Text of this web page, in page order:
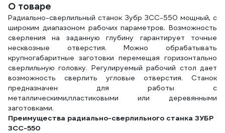
О товаре
Радиально-сверлильный станок Зубр ЗСС-550 мощный, с
широким диапазоном рабочих параметров. Возможность
сверления на заданную глубину гарантирует точные
несквозные отверстия. Можно обрабатывать
крупногабаритные заготовки перемещая горизонтально
сверлильную головку. Регулируемый рабочий стол дает
возможность сверлить угловые отверстия. Станок
предназначен для работы с
металлическими,пластиковыми или деревянными
заготовками.
Преимущества радиально-сверлильного станка ЗУБР
ЗСС-550